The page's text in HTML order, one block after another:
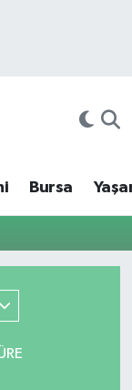
Bursa